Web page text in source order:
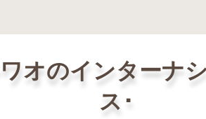
オのインターナ
ス･